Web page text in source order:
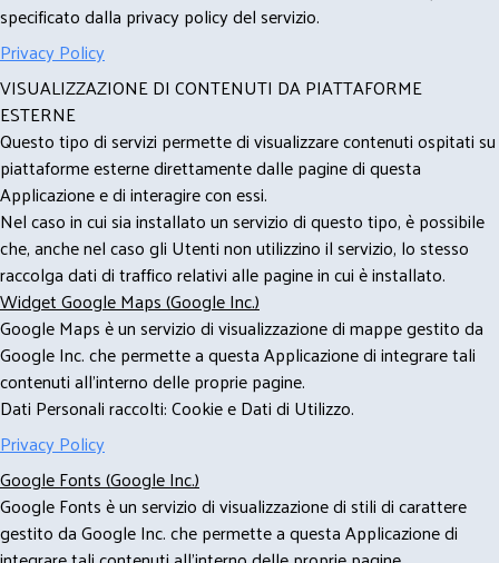
specificato dalla privacy policy del servizio.
Privacy Policy
VISUALIZZAZIONE DI CONTENUTI DA PIATTAFORME
ESTERNE
Questo tipo di servizi permette di visualizzare contenuti ospitati su
piattaforme esterne direttamente dalle pagine di questa
Applicazione e di interagire con essi.
Nel caso in cui sia installato un servizio di questo tipo, è possibile
che, anche nel caso gli Utenti non utilizzino il servizio, lo stesso
raccolga dati di traffico relativi alle pagine in cui è installato.
Widget Google Maps (Google Inc.)
Google Maps è un servizio di visualizzazione di mappe gestito da
Google Inc. che permette a questa Applicazione di integrare tali
contenuti all'interno delle proprie pagine.
Dati Personali raccolti: Cookie e Dati di Utilizzo.
Privacy Policy
Google Fonts (Google Inc.)
Google Fonts è un servizio di visualizzazione di stili di carattere
gestito da Google Inc. che permette a questa Applicazione di